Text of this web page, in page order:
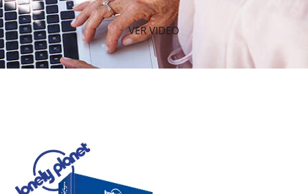
VER VIDEO